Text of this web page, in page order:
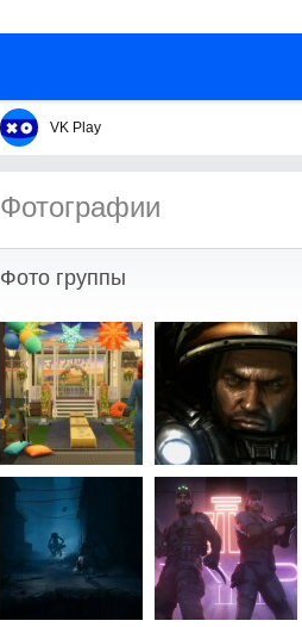
VK Play
Фотографии
Фото группы